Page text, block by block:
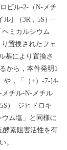
ピル-2- （N- メチ
ル]- （3R ， 5S ） –
ミカルシウム
置換されたフェ
基により置換さ
から，本件発明 1
や，「（+） -7-[4-
メチル-N- メチル
5S ） –ジヒドロキ
ム塩」と同様に
酵素阻害活性を有
。